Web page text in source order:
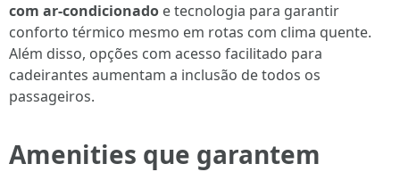
com ar-condicionado e tecnologia para garantir
conforto térmico mesmo em rotas com clima quente.
Além disso, opções com acesso facilitado para
cadeirantes aumentam a inclusão de todos os
passageiros.
Amenities que garantem